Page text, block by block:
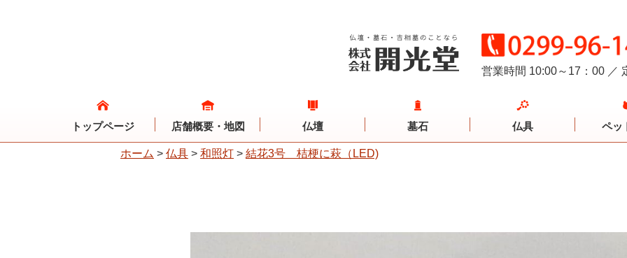
営業時間 10:00～17：00 ／
トップページ 店舗概要・地図 仏壇 墓石 仏具 ペッ
ホーム > 仏具 > 和照灯 > 結花3号 桔梗に萩（LED)